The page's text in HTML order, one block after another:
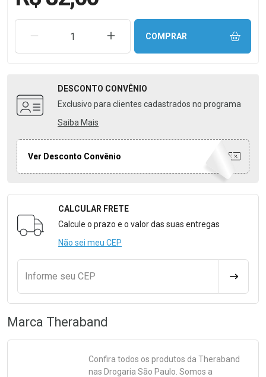
REMOVER UMA UNIDADEAUMENTAR UMA UNIDADE
COMPRAR
DESCONTO CONVÊNIO
Exclusivo para clientes cadastrados no programa
Saiba Mais
Ver Desconto Convênio
Formulário para Calcular o Frete
CALCULAR FRETE
Calcule o prazo e o valor das suas entregas
Não sei meu CEP
Informe seu CEP
Marca Theraband
Confira todos os produtos da Theraband
nas Drogaria São Paulo. Somos a